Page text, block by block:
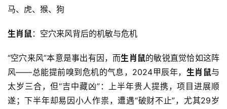
马、虎、猴、狗
生肖鼠：空穴来风背后的机敏与危机
“空穴来风”本意是事出有因，而生肖鼠的敏锐直觉恰如这阵
风——总能提前嗅到危机的气息，2024甲辰年， 生肖鼠与
太岁三合，但“吉中藏凶”：上半年贵人提携，项目进展顺
遂；下半年却易因小人作祟，遭遇“破财不止”，尤其29岁